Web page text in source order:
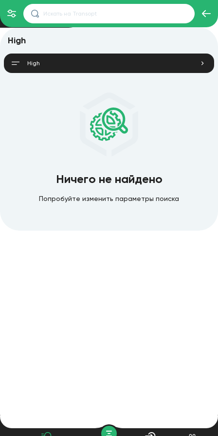
High
High
Ничего не найдено
Попробуйте изменить параметры поиска